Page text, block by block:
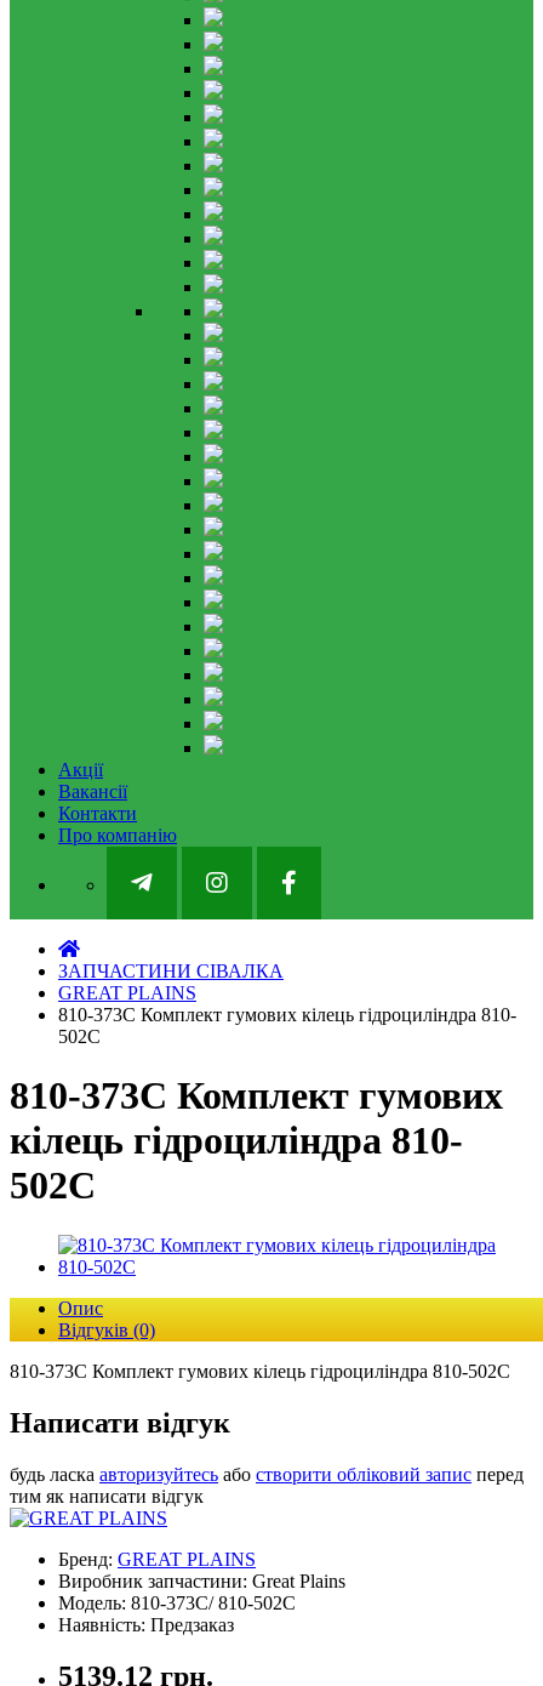
Акції
Вакансії
Контакти
Про компанію
ЗАПЧАСТИНИ СІВАЛКА
GREAT PLAINS
810-373C Комплект гумових кілець гідроциліндра 810-
502С
810-373C Комплект гумових
кілець гідроциліндра 810-
502С
Опис
Відгуків (0)
810-373C Комплект гумових кілець гідроциліндра 810-502С
Написати відгук
будь ласка авторизуйтесь або створити обліковий запис перед
тим як написати відгук
Бренд: GREAT PLAINS
Виробник запчастини: Great Plains
Модель: 810-373C/ 810-502С
Наявність: Предзаказ
5139.12 грн.